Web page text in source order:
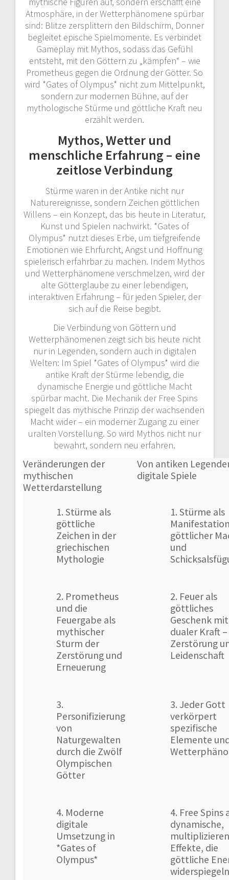
Atmosphäre, in der Wetterphänomene spürbar
sind: Blitze zersplittern den Bildschirm, Donner
begleitet epische Spielmomente. Es verbindet
Gameplay mit Mythos, sodass das Gefühl
entsteht, mit den Göttern zu „kämpfen“ – wie
Prometheus gegen die Ordnung der Götter. So
wird *Gates of Olympus* nicht zum Mittelpunkt,
sondern zur modernen Bühne, auf der
mythologische Stürme und göttliche Kraft neu
erzählt werden.
Mythos, Wetter und
menschliche Erfahrung – eine
zeitlose Verbindung
Stürme waren in der Antike nicht nur
Naturereignisse, sondern Zeichen göttlichen
Willens – ein Konzept, das bis heute in Literatur,
Kunst und Spielen nachwirkt. *Gates of
Olympus* nutzt dieses Erbe, um tiefgreifende
Emotionen wie Ehrfurcht, Angst und Hoffnung
spielerisch erfahrbar zu machen. Indem Mythos
und Wetterphänomene verschmelzen, wird der
alte Götterglaube zu einer lebendigen,
interaktiven Erfahrung – für jeden Spieler, der
sich auf die Reise begibt.
Die Verbindung von Göttern und
Wetterphänomenen zeigt sich bis heute nicht
nur in Legenden, sondern auch in digitalen
Welten: Im Spiel *Gates of Olympus* wird die
antike Kraft der Stürme lebendig, die
dynamische Energie und göttliche Macht
spürbar macht. Die Mechanik der Free Spins
spiegelt das mythische Prinzip der wachsenden
Macht wider – ein moderner Zugang zu einer
uralten Vorstellung. So wird Mythos nicht nur
bewahrt, sondern neu erfahren.
Veränderungen der
mythischen
Wetterdarstellung
Von antiken
digitale Spiele
1. Stürme als
göttliche
Zeichen in der
griechischen
Mythologie
1. Stürme als
göttlicher
und
2. Prometheus
und die
Feuergabe als
mythischer
Sturm der
Zerstörung und
Erneuerung
2. Feuer als
göttliches
Geschenk mit
dualer Kraft –
Zerstörung
Leidenschaft
3.
Personifizierung
von
Naturgewalten
durch die Zwölf
Olympischen
Götter
3. Jeder Gott
verkörpert
spezifische
Elemente
4. Moderne
digitale
Umsetzung in
*Gates of
Olympus*
4. Free Spins
dynamische,
Effekte, die
göttliche